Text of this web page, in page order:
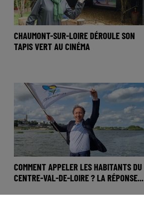
CHAUMONT-SUR-LOIRE DÉROULE SON
TAPIS VERT AU CINÉMA
COMMENT APPELER LES HABITANTS DU
CENTRE-VAL-DE-LOIRE ? LA RÉPONSE...